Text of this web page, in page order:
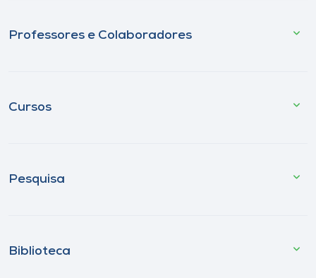
Professores e Colaboradores
Cursos
Pesquisa
Biblioteca